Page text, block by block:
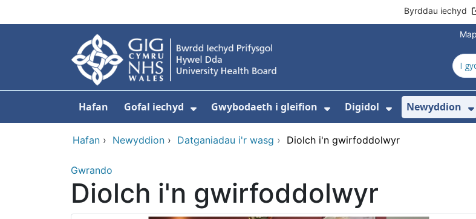
Byrddau iechyd
Hafan Gofal iechyd
Dangos isddewislen ar gyfer Gofal iechyd
Gwybodaeth i gleifion
Dangos isddewislen
Digidol
Dangos
Newyddion
Hafan › Newyddion › Datganiadau i'r wasg › Diolch i'n gwirfoddolwyr
Gwrando
Diolch i'n gwirfoddolwyr